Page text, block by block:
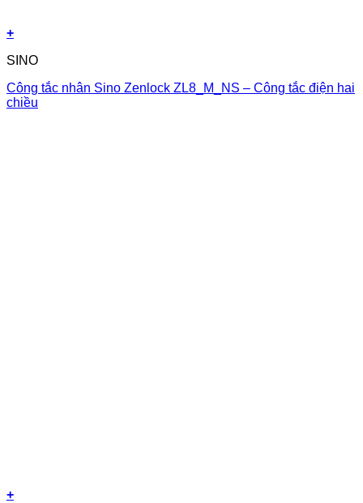
+
SINO
Công tắc nhân Sino Zenlock ZL8_M_NS – Công tắc điện hai
chiều
+